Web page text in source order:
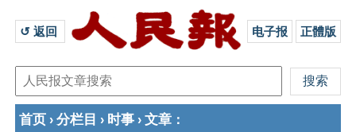
↺ 返回 电子报 正體版
首页 › 分栏目 › 时事 › 文章 ：